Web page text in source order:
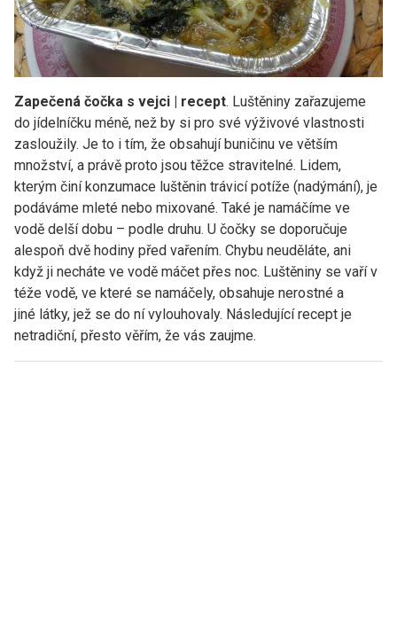
Zapečená čočka s vejci | recept. Luštěniny zařazujeme
do jídelníčku méně, než by si pro své výživové vlastnosti
zasloužily. Je to i tím, že obsahují buničinu ve větším
množství, a právě proto jsou těžce stravitelné. Lidem,
kterým činí konzumace luštěnin trávicí potíže (nadýmání), je
podáváme mleté nebo mixované. Také je namáčíme ve
vodě delší dobu – podle druhu. U čočky se doporučuje
alespoň dvě hodiny před vařením. Chybu neuděláte, ani
když ji necháte ve vodě máčet přes noc. Luštěniny se vaří v
téže vodě, ve které se namáčely, obsahuje nerostné a
jiné látky, jež se do ní vylouhovaly. Následující recept je
netradiční, přesto věřím, že vás zaujme.